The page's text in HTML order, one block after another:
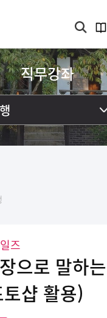
검색
과
직무강좌
즈
으로 말하
샵 활용)